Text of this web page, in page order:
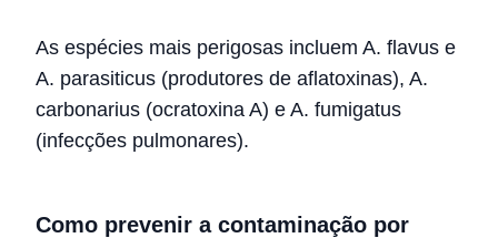
As espécies mais perigosas incluem A. flavus e
A. parasiticus (produtores de aflatoxinas), A.
carbonarius (ocratoxina A) e A. fumigatus
(infecções pulmonares).
Como prevenir a contaminação por